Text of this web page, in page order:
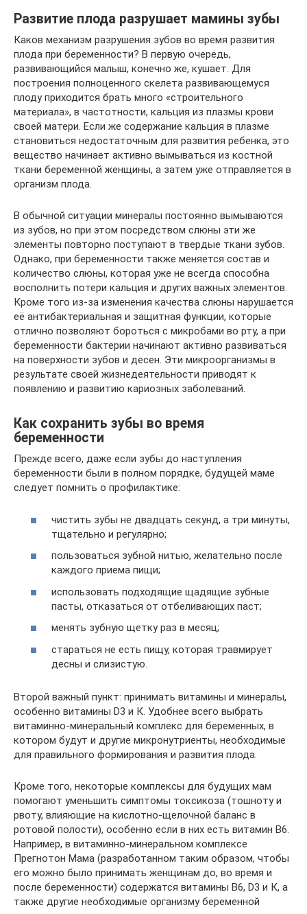
Развитие плода разрушает мамины зубы
Каков механизм разрушения зубов во время развития
плода при беременности? В первую очередь,
развивающийся малыш, конечно же, кушает. Для
построения полноценного скелета развивающемуся
плоду приходится брать много «строительного
материала», в частотности, кальция из плазмы крови
своей матери. Если же содержание кальция в плазме
становиться недостаточным для развития ребенка, это
вещество начинает активно вымываться из костной
ткани беременной женщины, а затем уже отправляется в
организм плода.
В обычной ситуации минералы постоянно вымываются
из зубов, но при этом посредством слюны эти же
элементы повторно поступают в твердые ткани зубов.
Однако, при беременности также меняется состав и
количество слюны, которая уже не всегда способна
восполнить потери кальция и других важных элементов.
Кроме того из-за изменения качества слюны нарушается
её антибактериальная и защитная функции, которые
отлично позволяют бороться с микробами во рту, а при
беременности бактерии начинают активно развиваться
на поверхности зубов и десен. Эти микроорганизмы в
результате своей жизнедеятельности приводят к
появлению и развитию кариозных заболеваний.
Как сохранить зубы во время
беременности
Прежде всего, даже если зубы до наступления
беременности были в полном порядке, будущей маме
следует помнить о профилактике:
чистить зубы не двадцать секунд, а три минуты,
тщательно и регулярно;
пользоваться зубной нитью, желательно после
каждого приема пищи;
использовать подходящие щадящие зубные
пасты, отказаться от отбеливающих паст;
менять зубную щетку раз в месяц;
стараться не есть пищу, которая травмирует
десны и слизистую.
Второй важный пункт: принимать витамины и минералы,
особенно витамины D3 и К. Удобнее всего выбрать
витаминно-минеральный комплекс для беременных, в
котором будут и другие микронутриенты, необходимые
для правильного формирования и развития плода.
Кроме того, некоторые комплексы для будущих мам
помогают уменьшить симптомы токсикоза (тошноту и
рвоту, влияющие на кислотно-щелочной баланс в
ротовой полости), особенно если в них есть витамин В6.
Например, в витаминно-минеральном комплексе
Прегнотон Мама (разработанном таким образом, чтобы
его можно было принимать женщинам до, во время и
после беременности) содержатся витамины В6, D3 и К, а
также другие необходимые организму беременной